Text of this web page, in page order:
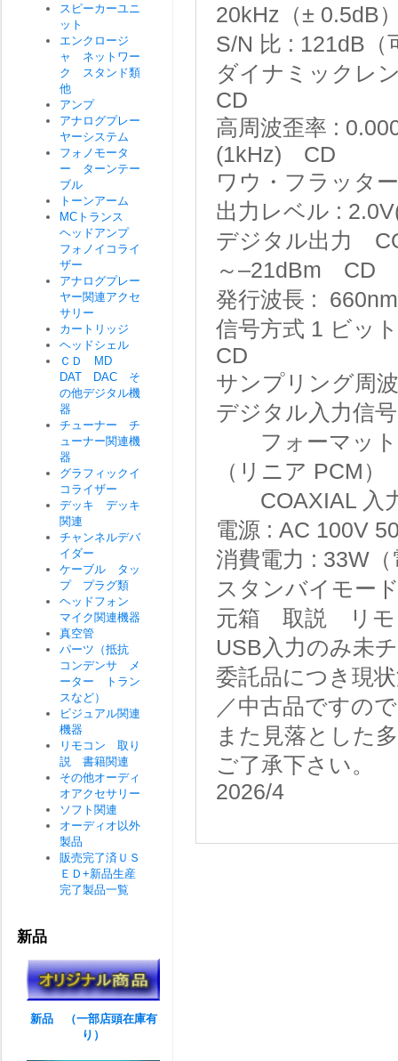
20kHz（± 0.5dB
S/N 比 : 121dB
ダイナミックレ
CD
高周波歪率 :
(1kHz) CD
ワウ・フラッタ
出力レベル :
デジタル出力
～–21dBm CD
発行波長 :
信号方式 1 ビ
CD
サンプリング周
デジタル入力信
フォーマット
（リニア PCM）
COAXIAL 入
電源 : AC 100V
消費電力 : 33W
スタンバイモー
元箱 取説 リモ
USB入力のみ未
委託品につき現
／中古品ですの
また見落とした
ご了承下さい。
2026/4
スピーカーユニ
ット
エンクロージ
ャ ネットワー
ク スタンド類
他
アンプ
アナログプレー
ヤーシステム
フォノモータ
ー ターンテー
ブル
トーンアーム
MCトランス
ヘッドアンプ
フォノイコライ
ザー
アナログプレー
ヤー関連アクセ
サリー
カートリッジ
ヘッドシェル
ＣＤ MD
DAT DAC そ
の他デジタル機
器
チューナー チ
ューナー関連機
器
グラフィックイ
コライザー
デッキ デッキ
関連
チャンネルデバ
イダー
ケーブル タッ
プ プラグ類
ヘッドフォン
マイク関連機器
真空管
パーツ（抵抗
コンデンサ メ
ーター トラン
スなど）
ビジュアル関連
機器
リモコン 取り
説 書籍関連
その他オーディ
オアクセサリー
ソフト関連
オーディオ以外
製品
販売完了済ＵＳ
ＥＤ+新品生産
完了製品一覧
新品
新品 （一部店頭在庫有
り）